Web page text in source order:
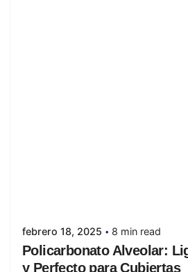
febrero 18, 2025 8 min read
Policarbonato Alveolar:
y Perfecto para Cubiertas